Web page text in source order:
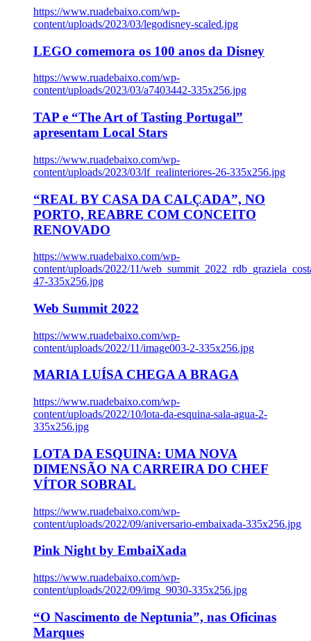
https://www.ruadebaixo.com/wp-
content/uploads/2023/03/legodisney-scaled.jpg
LEGO comemora os 100 anos da Disney
https://www.ruadebaixo.com/wp-
content/uploads/2023/03/a7403442-335x256.jpg
TAP e “The Art of Tasting Portugal”
apresentam Local Stars
https://www.ruadebaixo.com/wp-
content/uploads/2023/03/lf_realinteriores-26-335x256.jpg
“REAL BY CASA DA CALÇADA”, NO
PORTO, REABRE COM CONCEITO
RENOVADO
https://www.ruadebaixo.com/wp-
content/uploads/2022/11/
47-335x256.jpg
Web Summit 2022
https://www.ruadebaixo.com/wp-
content/uploads/2022/11/image003-2-335x256.jpg
MARIA LUÍSA CHEGA A BRAGA
https://www.ruadebaixo.com/wp-
content/uploads/2022/10/lota-da-esquina-sala-agua-2-
335x256.jpg
LOTA DA ESQUINA: UMA NOVA
DIMENSÃO NA CARREIRA DO CHEF
VÍTOR SOBRAL
https://www.ruadebaixo.com/wp-
content/uploads/2022/09/aniversario-embaixada-335x256.jpg
Pink Night by EmbaiXada
https://www.ruadebaixo.com/wp-
content/uploads/2022/09/img_9030-335x256.jpg
“O Nascimento de Neptunia”, nas Oficinas
Marques